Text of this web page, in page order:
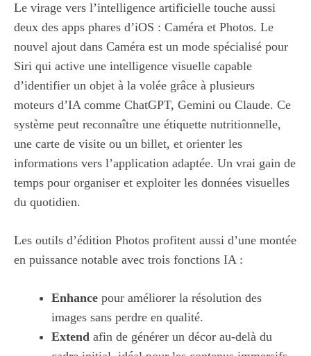
Le virage vers l’intelligence artificielle touche aussi
deux des apps phares d’iOS : Caméra et Photos. Le
nouvel ajout dans Caméra est un mode spécialisé pour
Siri qui active une intelligence visuelle capable
d’identifier un objet à la volée grâce à plusieurs
moteurs d’IA comme ChatGPT, Gemini ou Claude. Ce
système peut reconnaître une étiquette nutritionnelle,
une carte de visite ou un billet, et orienter les
informations vers l’application adaptée. Un vrai gain de
temps pour organiser et exploiter les données visuelles
du quotidien.
Les outils d’édition Photos profitent aussi d’une montée
en puissance notable avec trois fonctions IA :
Enhance pour améliorer la résolution des
images sans perdre en qualité.
Extend afin de générer un décor au-delà du